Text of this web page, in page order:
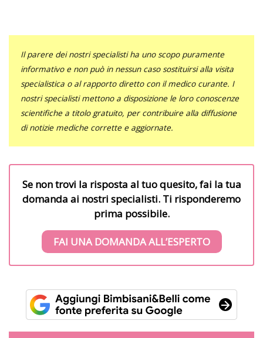
Il parere dei nostri specialisti ha uno scopo puramente
informativo e non può in nessun caso sostituirsi alla visita
specialistica o al rapporto diretto con il medico curante. I
nostri specialisti mettono a disposizione le loro conoscenze
scientifiche a titolo gratuito, per contribuire alla diffusione
di notizie mediche corrette e aggiornate.
Se non trovi la risposta al tuo quesito, fai la tua
domanda ai nostri specialisti. Ti risponderemo
prima possibile.
FAI UNA DOMANDA ALL’ESPERTO